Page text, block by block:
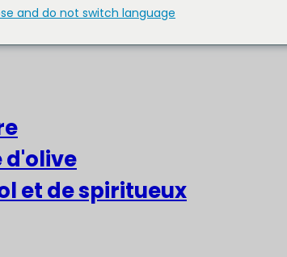
d'olive
et de spiritueux
and do not switch language